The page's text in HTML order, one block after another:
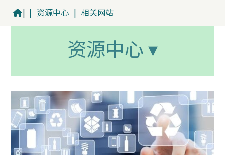
| | 资源中心 | 相关网站
资源中心 ▾